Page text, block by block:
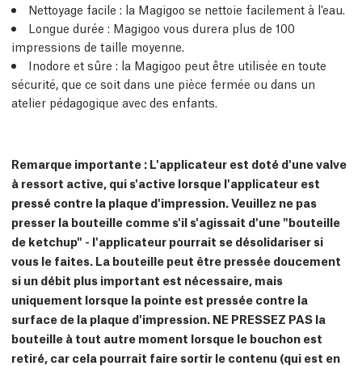
Nettoyage facile : la Magigoo se nettoie facilement à l’eau.
Longue durée : Magigoo vous durera plus de 100
impressions de taille moyenne.
Inodore et sûre : la Magigoo peut être utilisée en toute
sécurité, que ce soit dans une pièce fermée ou dans un
atelier pédagogique avec des enfants.
Remarque importante : L'applicateur est doté d'une valve
à ressort active, qui s'active lorsque l'applicateur est
pressé contre la plaque d'impression. Veuillez ne pas
presser la bouteille comme s'il s'agissait d'une "bouteille
de ketchup" - l'applicateur pourrait se désolidariser si
vous le faites. La bouteille peut être pressée doucement
si un débit plus important est nécessaire, mais
uniquement lorsque la pointe est pressée contre la
surface de la plaque d'impression. NE PRESSEZ PAS la
bouteille à tout autre moment lorsque le bouchon est
retiré, car cela pourrait faire sortir le contenu (qui est en